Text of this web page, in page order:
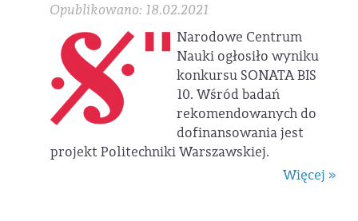
Opublikowano: 18.02.2021
Narodowe Centrum
Nauki ogłosiło wyniku
konkursu SONATA BIS
10. Wśród badań
rekomendowanych do
dofinansowania jest
projekt Politechniki Warszawskiej.
Więcej »